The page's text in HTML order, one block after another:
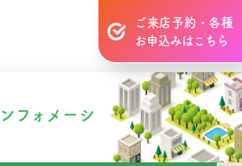
ご来店予約・各種
お申込みはこちら
フォメーシ